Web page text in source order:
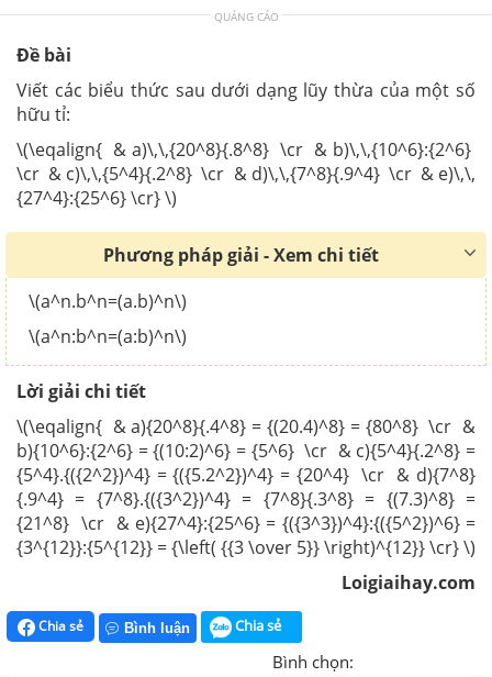
QUẢNG CÁO
Đề bài
Viết các biểu thức sau dưới dạng lũy thừa của một số
hữu tỉ:
\(\eqalign{ & a)\,\,{20^8}{.8^8} \cr & b)\,\,{10^6}:{2^6}
\cr & c)\,\,{5^4}{.2^8} \cr & d)\,\,{7^8}{.9^4} \cr & e)\,\,
{27^4}:{25^6} \cr} \)
Phương pháp giải - Xem chi tiết
\(a^n.b^n=(a.b)^n\)
\(a^n:b^n=(a:b)^n\)
Lời giải chi tiết
\(\eqalign{ & a){20^8}{.4^8} = {(20.4)^8} = {80^8} \cr &
b){10^6}:{2^6} = {(10:2)^6} = {5^6} \cr & c){5^4}{.2^8} =
{5^4}.{({2^2})^4} = {({5.2^2})^4} = {20^4} \cr & d){7^8}
{.9^4} = {7^8}.{({3^2})^4} = {7^8}{.3^8} = {(7.3)^8} =
{21^8} \cr & e){27^4}:{25^6} = {({3^3})^4}:{({5^2})^6} =
{3^{12}}:{5^{12}} = {\left( {{3 \over 5}} \right)^{12}} \cr} \)
Loigiaihay.com
Chia sẻ Bình luận Chia sẻ
Bình chọn: